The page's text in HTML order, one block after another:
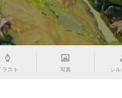
ラスト 写真 シ